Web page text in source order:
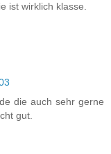
ist wirklich klasse.
die auch sehr gerne
gut.